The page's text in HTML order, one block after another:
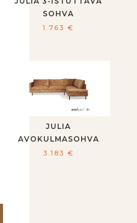
SOHVA
1.763€
JULIA
AVOKULMASOHVA
3.183 €